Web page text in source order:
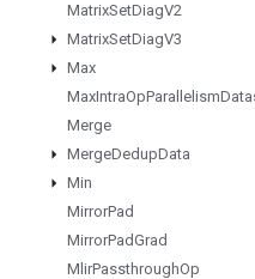
MatrixSetDiagV2
MatrixSetDiagV3
Max
MaxIntraOpParallelism
Merge
MergeDedupData
Min
MirrorPad
MirrorPadGrad
MlirPassthroughOp